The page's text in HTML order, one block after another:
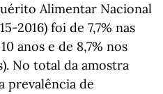
Alimentar Nacional
2016) foi de 7,7% nas
anos e de 8,7% nos
No total da amostra
prevalência de